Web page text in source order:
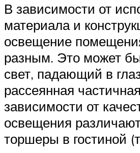
В зависимости от
материала и
освещение
разным. Это может
свет, падающий в
рассеянная
зависимости от
освещения
торшеры в гостиной